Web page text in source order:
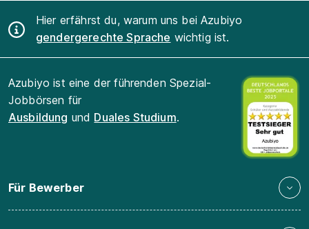
Hier erfährst du, warum uns bei Azubiyo
gendergerechte Sprache wichtig ist.
Azubiyo ist eine der führenden Spezial-
Jobbörsen für
Ausbildung und Duales Studium.
Für Bewerber